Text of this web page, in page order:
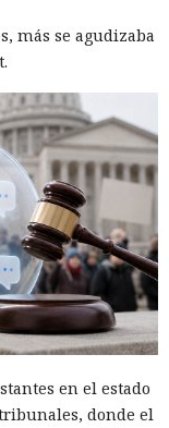
más se agudizaba
en el estado
donde el